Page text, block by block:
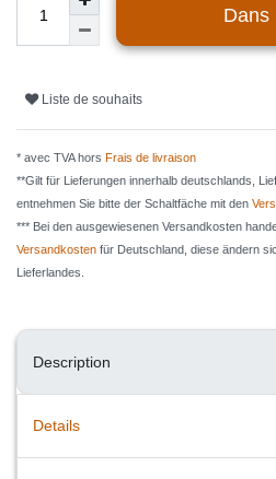
Dans
Liste de souhaits
* avec TVA hors Frais de livraison
**Gilt für Lieferungen innerhalb deutschlands,
entnehmen Sie bitte der Schaltfäche mit den
*** Bei den ausgewiesenen Versandkosten
Versandkosten für Deutschland, diese ändern
Lieferlandes.
Description
Details